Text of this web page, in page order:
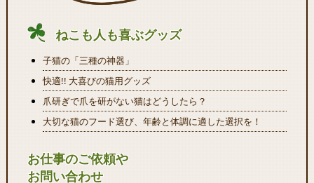
ねこも人も喜ぶグッズ
子猫の「三種の神器」
快適!! 大喜びの猫用グッズ
爪研ぎで爪を研がない猫はどうしたら？
大切な猫のフード選び、年齢と体調に適した選択を！
お仕事のご依頼や
お問い合わせ